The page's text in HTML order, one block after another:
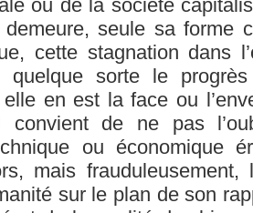
ou de la société
seule sa forme
cette stagnation dans
quelque sorte le
en est la face ou
de ne pas
ou économique
mais
sur le plan de son